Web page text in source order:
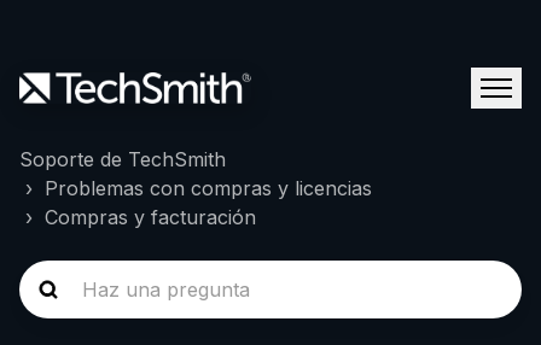
Soporte de TechSmith
Problemas con compras y licencias
Compras y facturación